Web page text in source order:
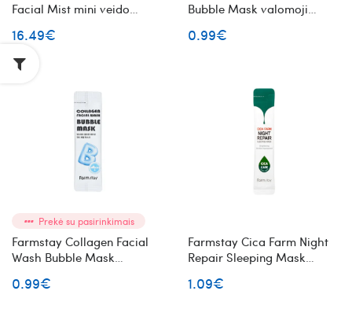
Facial Mist mini veido
16.49€
Bubble Mask valomoji
5ml
0.99€
Prekė su pasirinkimais
Farmstay Collagen Facial
Wash Bubble Mask
burbuliukais 5ml
0.99€
Farmstay Cica Farm Night
Repair Sleeping Mask
1.09€